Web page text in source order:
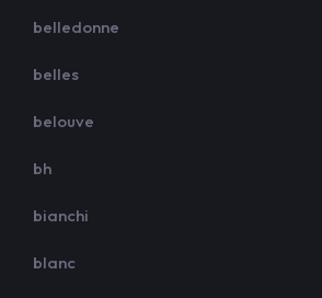
belledonne
belles
belouve
bh
bianchi
blanc